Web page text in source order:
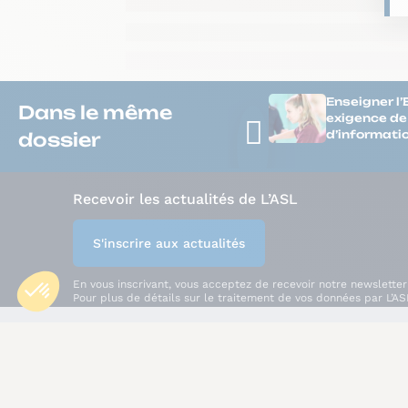
Dans le même
dossier
Enseigner
exigence
Recevoir les actualités de L’ASL
S'inscrire aux actualités
En vous inscrivant, vous acceptez de recevoir notre newsletter
Pour plus de détails sur le traitement de vos données par